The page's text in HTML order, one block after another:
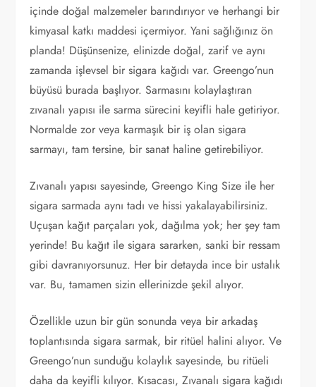
içinde doğal malzemeler barındırıyor ve herhangi bir
kimyasal katkı maddesi içermiyor. Yani sağlığınız ön
planda! Düşünsenize, elinizde doğal, zarif ve aynı
zamanda işlevsel bir sigara kağıdı var. Greengo’nun
büyüsü burada başlıyor. Sarmasını kolaylaştıran
zıvanalı yapısı ile sarma sürecini keyifli hale getiriyor.
Normalde zor veya karmaşık bir iş olan sigara
sarmayı, tam tersine, bir sanat haline getirebiliyor.
Zıvanalı yapısı sayesinde, Greengo King Size ile her
sigara sarmada aynı tadı ve hissi yakalayabilirsiniz.
Uçuşan kağıt parçaları yok, dağılma yok; her şey tam
yerinde! Bu kağıt ile sigara sararken, sanki bir ressam
gibi davranıyorsunuz. Her bir detayda ince bir ustalık
var. Bu, tamamen sizin ellerinizde şekil alıyor.
Özellikle uzun bir gün sonunda veya bir arkadaş
toplantısında sigara sarmak, bir ritüel halini alıyor. Ve
Greengo’nun sunduğu kolaylık sayesinde, bu ritüeli
daha da keyifli kılıyor. Kısacası, Zıvanalı sigara kağıdı